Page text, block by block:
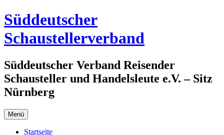
Zum
Inhalt
springen
Süddeutscher
Schaustellerverband
Süddeutscher Verband Reisender
Schausteller und Handelsleute e.V. – Sitz
Nürnberg
Menü
Startseite